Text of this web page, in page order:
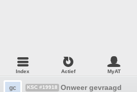
Index Actief MyAT
gc KSC #19918 Onweer gevraagd